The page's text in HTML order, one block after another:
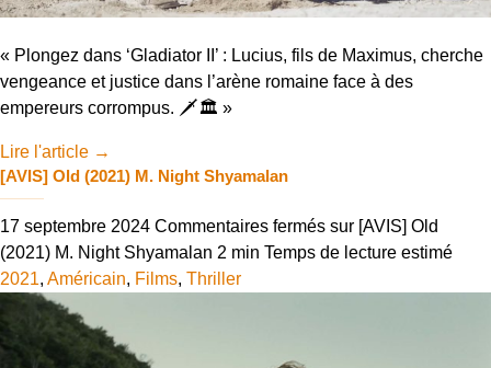
« Plongez dans ‘Gladiator II’ : Lucius, fils de Maximus, cherche
vengeance et justice dans l’arène romaine face à des
empereurs corrompus. 🗡️🏛️ »
Lire l'article →
[AVIS] Old (2021) M. Night Shyamalan
17 septembre 2024 Commentaires fermés sur [AVIS] Old
(2021) M. Night Shyamalan 2 min Temps de lecture estimé
2021, Américain, Films, Thriller